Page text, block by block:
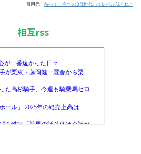
引用元： 待って！今年の3歳世代ってレベル低くね？
相互rss